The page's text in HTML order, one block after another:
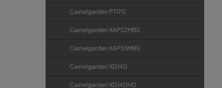
Castelgarden PT170
Castelgarden XAP52MBS
Castelgarden XAP55MBS
Castelgarden XD140
Castelgarden XD140HD